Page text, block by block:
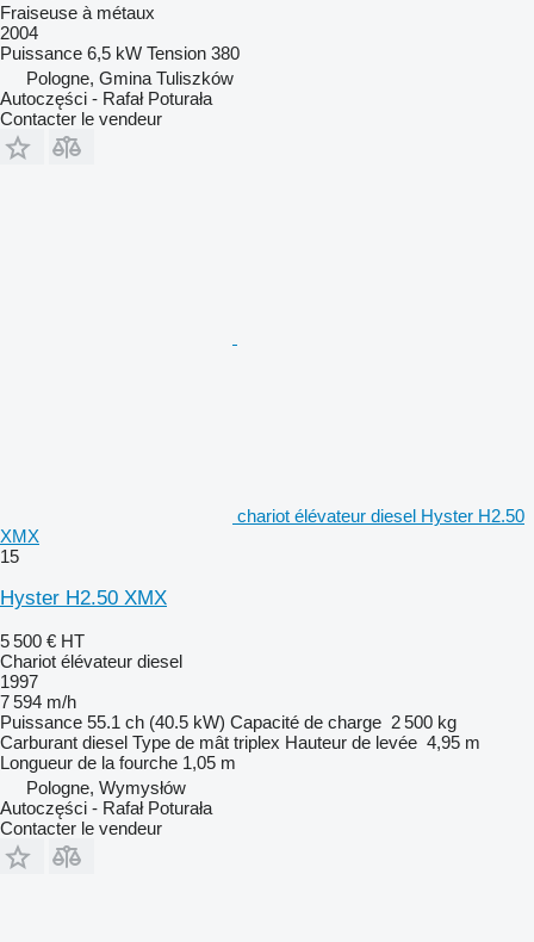
Fraiseuse à métaux
2004
Puissance 6,5 kW Tension 380
Pologne, Gmina Tuliszków
Autoczęści - Rafał Poturała
Contacter le vendeur
chariot élévateur diesel Hyster H2.50
XMX
15
Hyster H2.50 XMX
5 500 € HT
Chariot élévateur diesel
1997
7 594 m/h
Puissance 55.1 ch (40.5 kW) Capacité de charge 2 500 kg
Carburant diesel Type de mât triplex Hauteur de levée 4,95 m
Longueur de la fourche 1,05 m
Pologne, Wymysłów
Autoczęści - Rafał Poturała
Contacter le vendeur